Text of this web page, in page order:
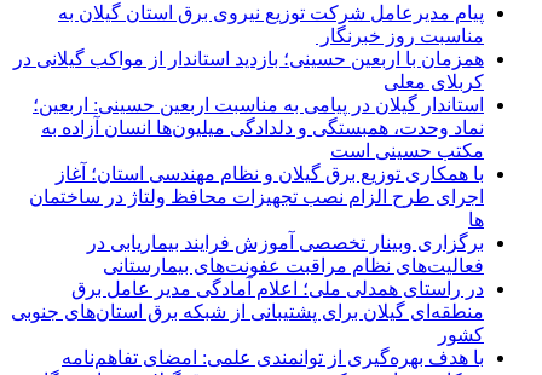
پیام مدیرعامل شركت توزیع نیروی برق استان گیلان به
مناسبت روز خبرنگار ‌
همزمان با اربعین حسینی؛ بازدید استاندار از مواکب گیلانی در
کربلای معلی
استاندار گیلان در پیامی به مناسبت اربعین حسینی: اربعین؛
نماد وحدت، همبستگی و دلدادگی میلیون‌ها انسان آزاده به
مکتب حسینی است
با همکاری توزیع برق گیلان و نظام مهندسی استان؛ آغاز
اجرای طرح الزام نصب تجهیزات محافظ ولتاژ در ساختمان
ها
برگزاری وبینار تخصصی آموزش فرایند بیماریابی در
فعالیت‌های نظام مراقبت عفونت‌های بیمارستانی
در راستای همدلی ملی؛ اعلام آمادگی مدیر عامل برق
منطقه‌ای گیلان برای پشتیبانی از شبكه برق استان‌های جنوبی
كشور
با هدف بهره‌گیری از توانمندی علمی: امضای تفاهم‌نامه